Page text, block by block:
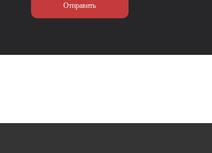
Отправить